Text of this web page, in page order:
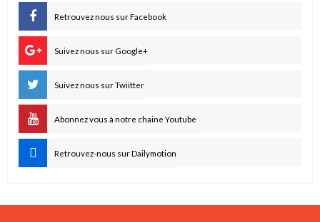
Retrouvez nous sur Facebook
Suivez nous sur Google+
Suivez nous sur Twiitter
Abonnez vous à notre chaine Youtube
Retrouvez-nous sur Dailymotion